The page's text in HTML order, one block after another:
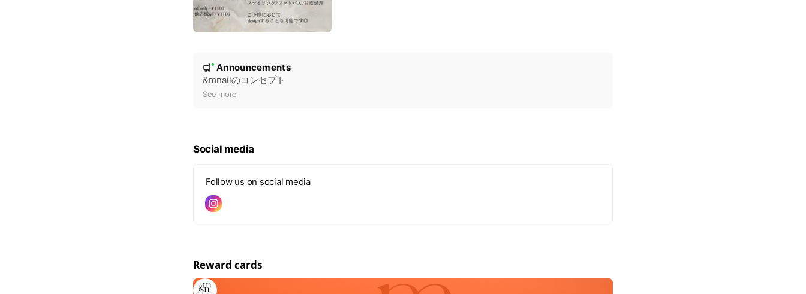
e
New
Announcements
&mnailのコンセプト
See more
Social media
Follow us on social media
Reward cards